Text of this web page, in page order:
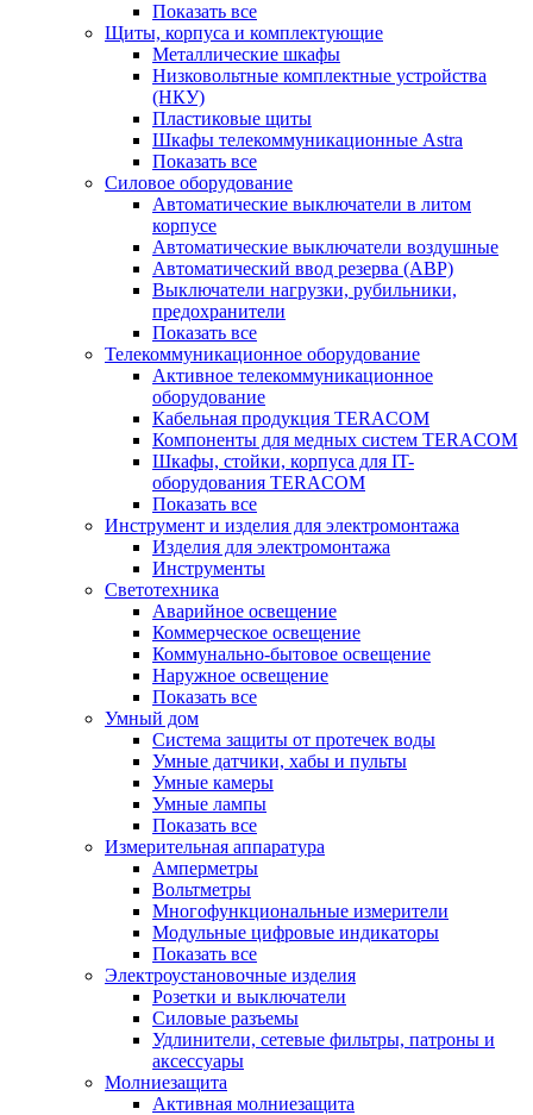
Показать все
Щиты, корпуса и комплектующие
Металлические шкафы
Низковольтные комплектные устройства
(НКУ)
Пластиковые щиты
Шкафы телекоммуникационные Astra
Показать все
Силовое оборудование
Автоматические выключатели в литом
корпусе
Автоматические выключатели воздушные
Автоматический ввод резерва (АВР)
Выключатели нагрузки, рубильники,
предохранители
Показать все
Телекоммуникационное оборудование
Активное телекоммуникационное
оборудование
Кабельная продукция TERACOM
Компоненты для медных систем TERACOM
Шкафы, стойки, корпуса для IT-
оборудования TERACOM
Показать все
Инструмент и изделия для электромонтажа
Изделия для электромонтажа
Инструменты
Светотехника
Аварийное освещение
Коммерческое освещение
Коммунально-бытовое освещение
Наружное освещение
Показать все
Умный дом
Система защиты от протечек воды
Умные датчики, хабы и пульты
Умные камеры
Умные лампы
Показать все
Измерительная аппаратура
Амперметры
Вольтметры
Многофункциональные измерители
Модульные цифровые индикаторы
Показать все
Электроустановочные изделия
Розетки и выключатели
Силовые разъемы
Удлинители, сетевые фильтры, патроны и
аксессуары
Молниезащита
Активная молниезащита